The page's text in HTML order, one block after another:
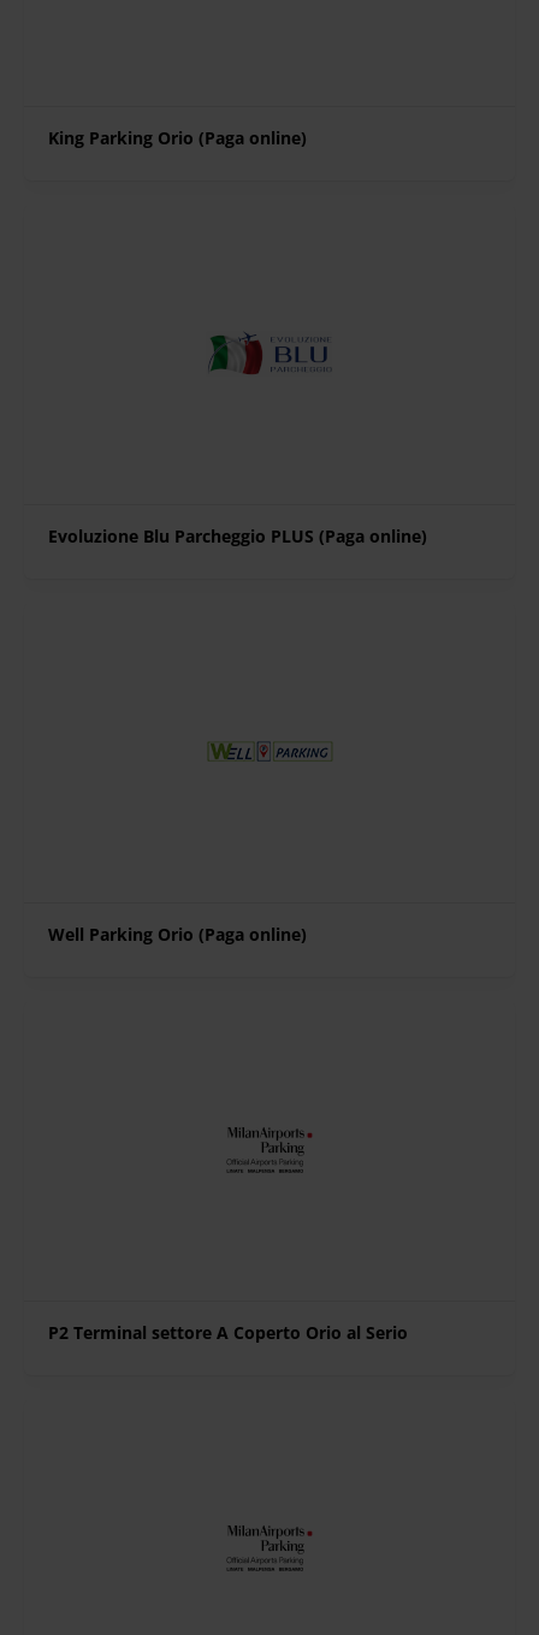
King Parking Orio (Paga online)
Evoluzione Blu Parcheggio PLUS (Paga online)
Well Parking Orio (Paga online)
P2 Terminal settore A Coperto Orio al Serio